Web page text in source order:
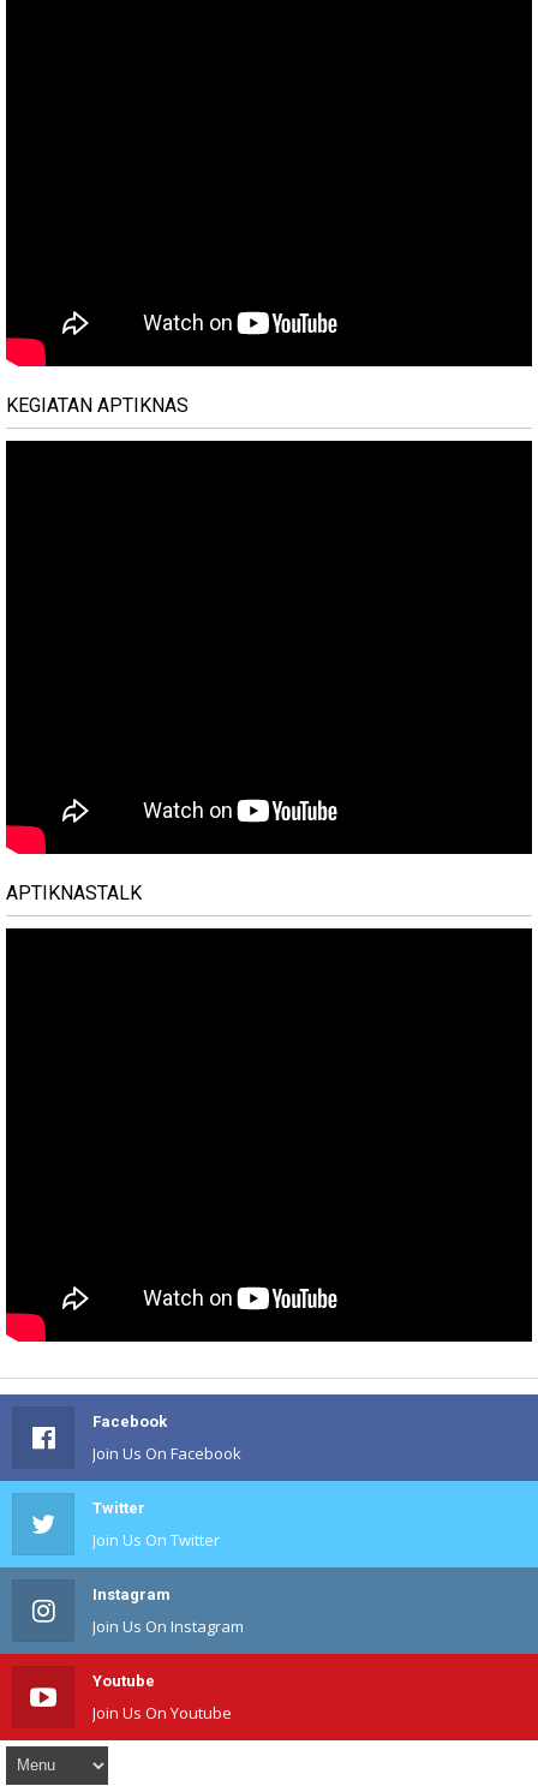
KEGIATAN APTIKNAS
APTIKNASTALK
Facebook
Join Us On Facebook
Twitter
Join Us On Twitter
Instagram
Join Us On Instagram
Youtube
Join Us On Youtube